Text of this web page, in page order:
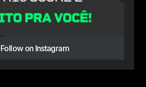
Follow on Instagram